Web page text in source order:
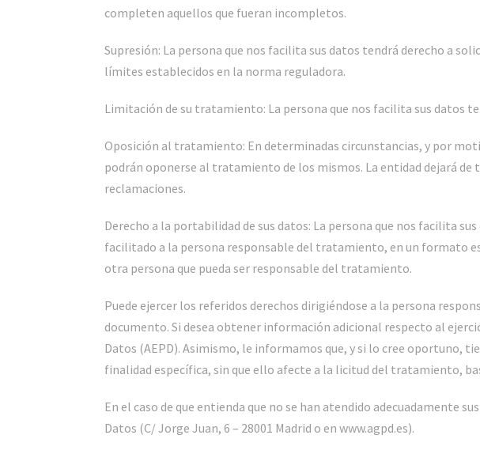
completen aquellos que fueran incompletos.
Supresión: La persona que nos facilita sus datos tendrá derecho a
límites establecidos en la norma reguladora.
Limitación de su tratamiento: La persona que nos facilita sus datos
Oposición al tratamiento: En determinadas circunstancias, y por
podrán oponerse al tratamiento de los mismos. La entidad dejará
reclamaciones.
Derecho a la portabilidad de sus datos: La persona que nos facilita
facilitado a la persona responsable del tratamiento, en un formato
otra persona que pueda ser responsable del tratamiento.
Puede ejercer los referidos derechos dirigiéndose a la persona
documento. Si desea obtener información adicional respecto al
Datos (AEPD). Asimismo, le informamos que, y si lo cree oportuno,
finalidad específica, sin que ello afecte a la licitud del tratamiento,
En el caso de que entienda que no se han atendido adecuadamente
Datos (C/ Jorge Juan, 6 – 28001 Madrid o en www.agpd.es).